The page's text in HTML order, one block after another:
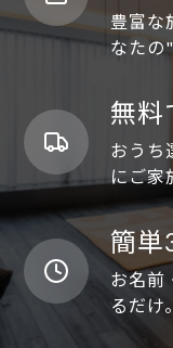
豊富な
なたの
無料
おうち
にご家
簡単
お名前
るだけ